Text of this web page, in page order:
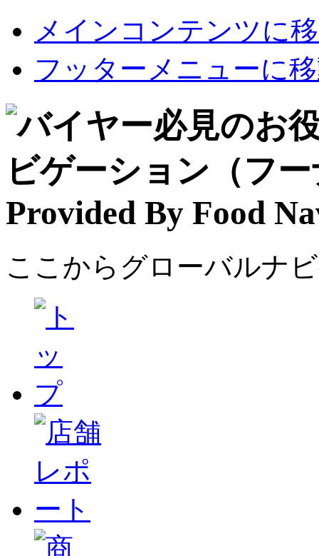
メインコンテンツに
フッターメニューに
ここからグローバルナ